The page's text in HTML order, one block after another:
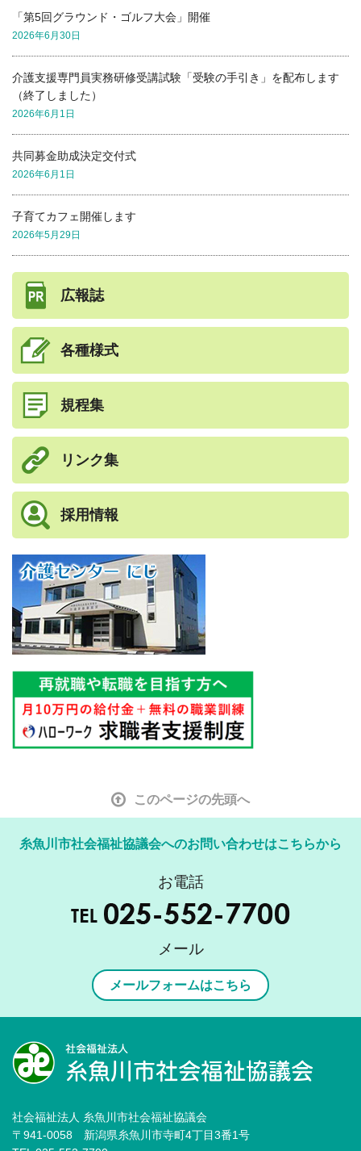
「第5回グラウンド・ゴルフ大会」開催
2026年6月30日
介護支援専門員実務研修受講試験「受験の手引き」を配布します
（終了しました）
2026年6月1日
共同募金助成決定交付式
2026年6月1日
子育てカフェ開催します
2026年5月29日
広報誌
各種様式
規程集
リンク集
採用情報
このページの先頭へ
糸魚川市社会福祉協議会へのお問い合わせはこちらから
お電話
メール
メールフォームはこちら
社会福祉法人 糸魚川市社会福祉協議会
〒941-0058 新潟県糸魚川市寺町4丁目3番1号